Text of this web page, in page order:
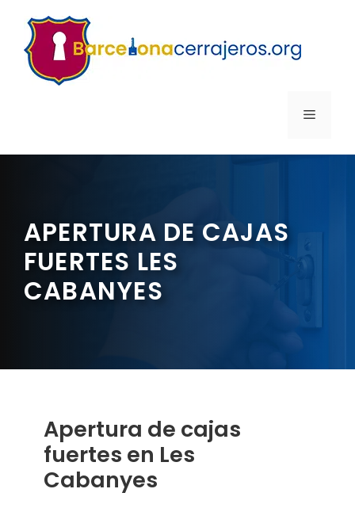
contenido
MENÚ
APERTURA DE CAJAS
FUERTES LES
CABANYES
Apertura de cajas
fuertes en Les
Cabanyes